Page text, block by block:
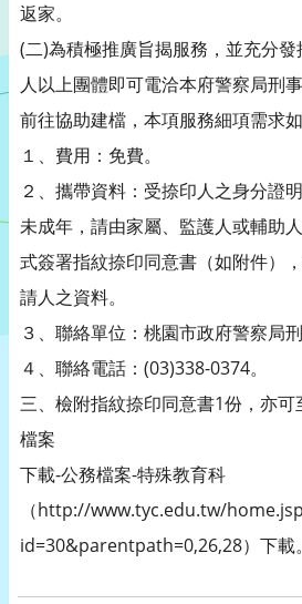
返家。
(二)為積極推廣旨揭服務，並充分
人以上團體即可電洽本府警察局刑
前往協助建檔，本項服務細項需求如
１、費用：免費。
２、攜帶資料：受捺印人之身分證
未成年，請由家屬、監護人或輔助
式簽署指紋捺印同意書（如附件）
請人之資料。
３、聯絡單位：桃園市政府警察局
４、聯絡電話：(03)338-0374。
三、檢附指紋捺印同意書1份，亦
檔案
下載-公務檔案-特殊教育科
（http://www.tyc.edu.tw/
id=30&parentpath=0,26,28）下載。